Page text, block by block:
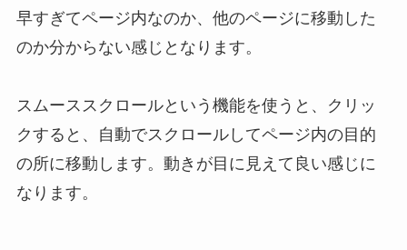
早すぎてページ内なのか、他のページに移動した
のか分からない感じとなります。
スムーススクロールという機能を使うと、クリッ
クすると、自動でスクロールしてページ内の目的
の所に移動します。動きが目に見えて良い感じに
なります。